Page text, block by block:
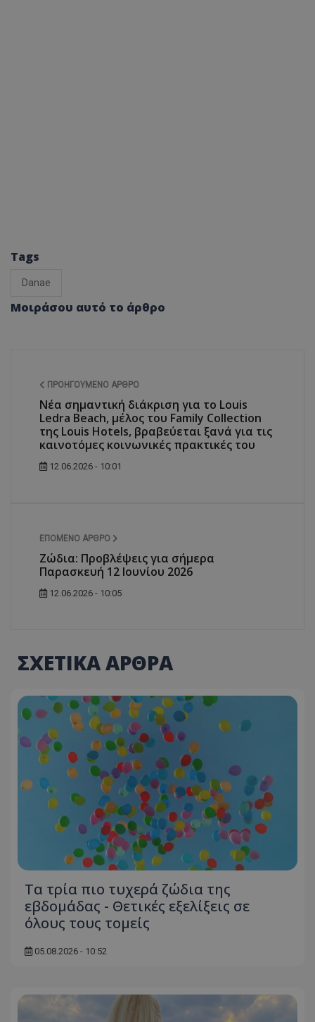
Tags
Danae
Μοιράσου αυτό το άρθρο
ΠΡΟΗΓΟΎΜΕΝΟ ΆΡΘΡΟ
Νέα σημαντική διάκριση για το Louis
Ledra Beach, μέλος του Family Collection
της Louis Hotels, βραβεύεται ξανά για τις
καινοτόμες κοινωνικές πρακτικές του
12.06.2026 - 10:01
ΕΠΌΜΕΝΟ ΆΡΘΡΟ
Ζώδια: Προβλέψεις για σήμερα
Παρασκευή 12 Ιουνίου 2026
12.06.2026 - 10:05
ΣΧΕΤΙΚΑ ΑΡΘΡΑ
Τα τρία πιο τυχερά ζώδια της
εβδομάδας - Θετικές εξελίξεις σε
όλους τους τομείς
05.08.2026 - 10:52